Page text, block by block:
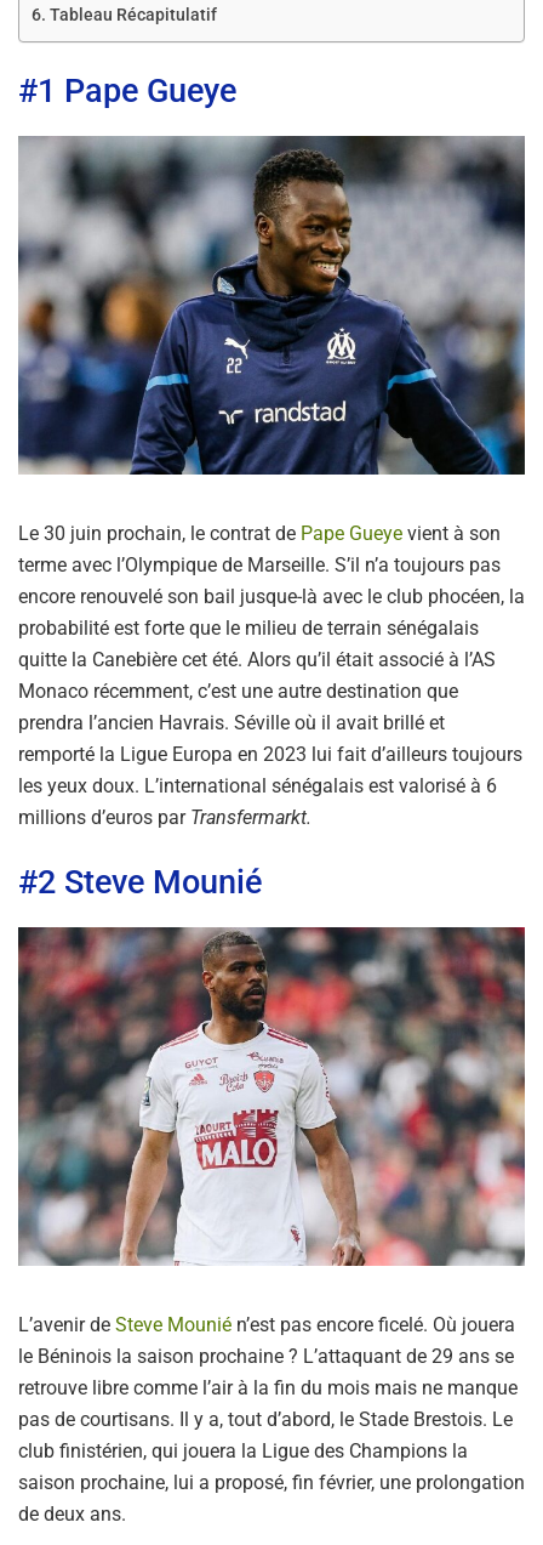
Tableau Récapitulatif
#1 Pape Gueye
Le 30 juin prochain, le contrat de Pape Gueye vient à son
terme avec l’Olympique de Marseille. S’il n’a toujours pas
encore renouvelé son bail jusque-là avec le club phocéen, la
probabilité est forte que le milieu de terrain sénégalais
quitte la Canebière cet été. Alors qu’il était associé à l’AS
Monaco récemment, c’est une autre destination que
prendra l’ancien Havrais. Séville où il avait brillé et
remporté la Ligue Europa en 2023 lui fait d’ailleurs toujours
les yeux doux. L’international sénégalais est valorisé à 6
millions d’euros par Transfermarkt.
#2 Steve Mounié
L’avenir de Steve Mounié n’est pas encore ficelé. Où jouera
le Béninois la saison prochaine ? L’attaquant de 29 ans se
retrouve libre comme l’air à la fin du mois mais ne manque
pas de courtisans. Il y a, tout d’abord, le Stade Brestois. Le
club finistérien, qui jouera la Ligue des Champions la
saison prochaine, lui a proposé, fin février, une prolongation
de deux ans.